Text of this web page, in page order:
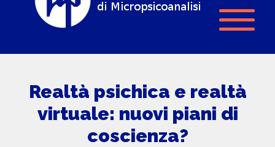
Realtà psichica e realtà
virtuale: nuovi piani di
coscienza?